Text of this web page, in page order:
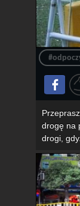
drogę na
drogi,